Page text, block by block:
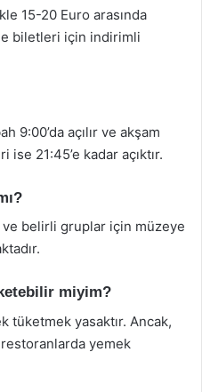
15-20 Euro arasında
biletleri için indirimli
9:00’da açılır ve akşam
ise 21:45’e kadar açıktır.
ve belirli gruplar için müzeye
miyim?
tüketmek yasaktır. Ancak,
yemek